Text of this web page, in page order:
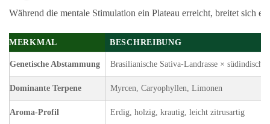
Während die mentale Stimulation ein Plateau erreicht, breitet sich
MERKMAL BESCHREIBUNG
Genetische Abstammung Brasilianische Sativa-Landrasse × südindische
Dominante Terpene Myrcen, Caryophyllen, Limonen
Aroma-Profil Erdig, holzig, krautig, leicht zitrusartig